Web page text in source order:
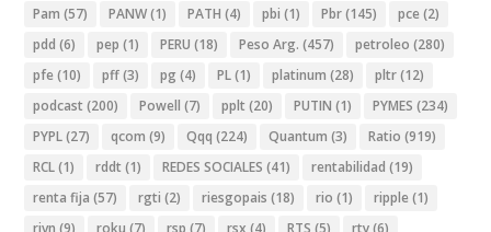
Pam (57) PANW(1) PATH (4) pbi (1) Pbr(145) pce (2)
pdd (6) pep (1) PERU (18) Peso Arg. (457) petroleo (280)
pfe (10) pff(3) pg (4) PL(1) platinum (28) pltr(12)
podcast (200) Powell (7) pplt (20) PUTIN (1) PYMES (234)
PYPL(27) qcom (9) Qqq (224) Quantum (3) Ratio (919)
RCL(1) rddt (1) REDES SOCIALES (41) rentabilidad (19)
renta fija (57) rgti (2) riesgopais (18) rio (1) ripple (1)
rivn (9) roku (7) rsp (7) rsx (4) RTS (5) rty(6)